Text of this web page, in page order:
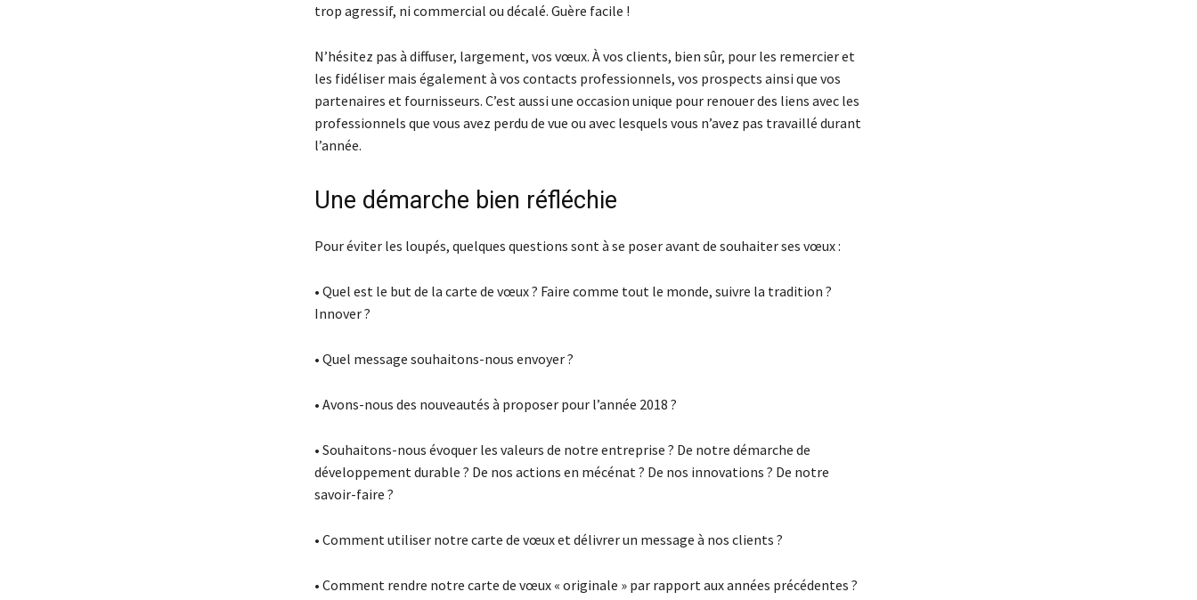
trop agressif, ni commercial ou décalé. Guère facile !
N’hésitez pas à diffuser, largement, vos vœux. À vos clients, bien sûr, pour les remercier et
les fidéliser mais également à vos contacts professionnels, vos prospects ainsi que vos
partenaires et fournisseurs. C’est aussi une occasion unique pour renouer des liens avec les
professionnels que vous avez perdu de vue ou avec lesquels vous n’avez pas travaillé durant
l’année.
Une démarche bien réfléchie
Pour éviter les loupés, quelques questions sont à se poser avant de souhaiter ses vœux :
• Quel est le but de la carte de vœux ? Faire comme tout le monde, suivre la tradition ?
Innover ?
• Quel message souhaitons-nous envoyer ?
• Avons-nous des nouveautés à proposer pour l’année 2018 ?
• Souhaitons-nous évoquer les valeurs de notre entreprise ? De notre démarche de
développement durable ? De nos actions en mécénat ? De nos innovations ? De notre
savoir-faire ?
• Comment utiliser notre carte de vœux et délivrer un message à nos clients ?
• Comment rendre notre carte de vœux « originale » par rapport aux années précédentes ?